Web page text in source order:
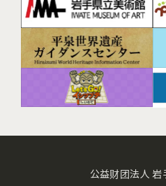
公益财团法人